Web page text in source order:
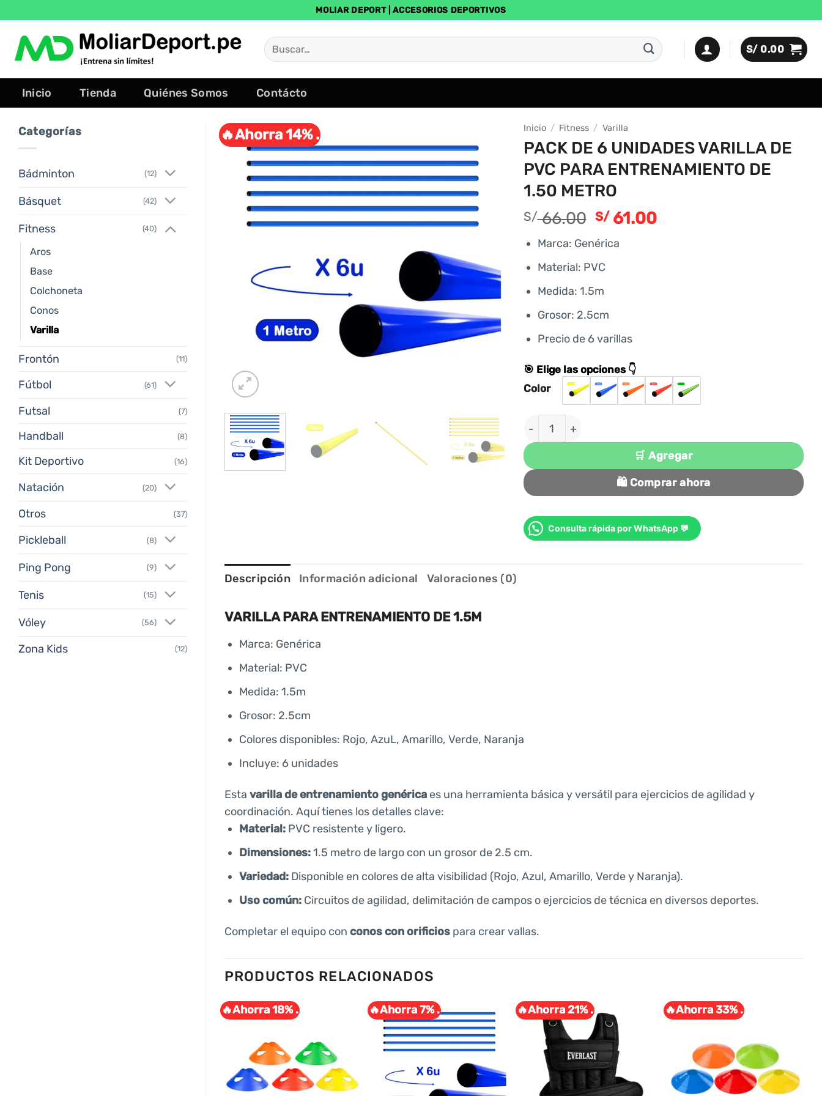
contenido
MOLIAR DEPORT | ACCESORIOS DEPORTIVOS
Buscar
por:
S/0.00
Inicio Tienda Quiénes Somos Contácto
Categorías
Bádminton (12)
Básquet (42)
Fitness (40)
Aros
Base
Colchoneta
Conos
Varilla
Frontón (11)
Fútbol (61)
Futsal (7)
Handball (8)
Kit Deportivo (16)
Natación (20)
Otros (37)
Pickleball (8)
Ping Pong (9)
Tenis (15)
Vóley (56)
Zona Kids (12)
🔥Ahorra 14% . Inicio / Fitness / Varilla
PACK DE 6 UNIDADES VARILLA DE
PVC PARA ENTRENAMIENTO DE
1.50 METRO
S/66.00 S/61.00
Marca: Genérica
Material: PVC
Medida: 1.5m
Grosor: 2.5cm
Precio de 6 varillas
🎯 Elige las opciones 👇
Color
PACK DE 6 UNIDADES VARILLA DE PVC PARA
🛒 Agregar
🛍️ Comprar ahora
Consulta rápida por WhatsApp 💬
Descripción Información adicional Valoraciones (0)
VARILLA PARA ENTRENAMIENTO DE 1.5M
Marca: Genérica
Material: PVC
Medida: 1.5m
Grosor: 2.5cm
Colores disponibles: Rojo, AzuL, Amarillo, Verde, Naranja
Incluye: 6 unidades
Esta varilla de entrenamiento genérica es una herramienta básica y versátil para ejercicios de agilidad y
coordinación. Aquí tienes los detalles clave:
Material:PVC resistente y ligero.
Dimensiones:1.5 metro de largo con un grosor de 2.5 cm.
Variedad:Disponible en colores de alta visibilidad (Rojo, Azul, Amarillo, Verde y Naranja).
Uso común:Circuitos de agilidad, delimitación de campos o ejercicios de técnica en diversos deportes.
Completar el equipo con conos con orificios para crear vallas.
PRODUCTOS RELACIONADOS
🔥Ahorra 18% . 🔥Ahorra 7% . 🔥Ahorra 21% . 🔥Ahorra 33% .